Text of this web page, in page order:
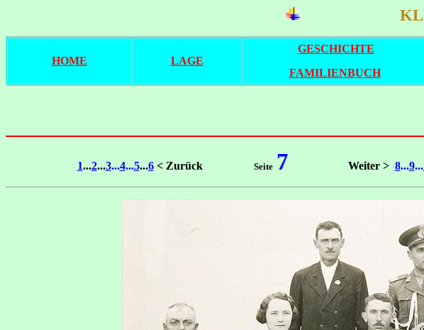
HOME LAGE
GESCHICHTE
FAMILIENBUCH
1...2...3...4...5...6< Zurück Seite 7 Weiter > 8...9...